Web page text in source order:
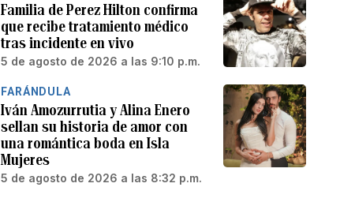
Familia de Perez Hilton confirma
que recibe tratamiento médico
tras incidente en vivo
5 de agosto de 2026 a las 9:10 p.m.
FARÁNDULA
Iván Amozurrutia y Alina Enero
sellan su historia de amor con
una romántica boda en Isla
Mujeres
5 de agosto de 2026 a las 8:32 p.m.